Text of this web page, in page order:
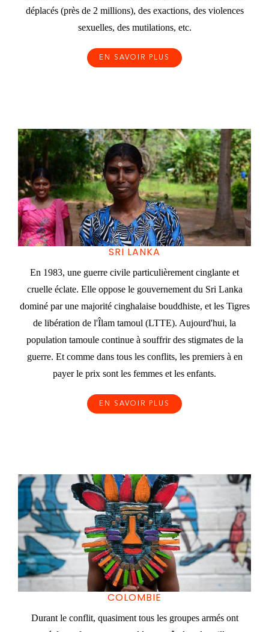
déplacés (près de 2 millions), des exactions, des violences
sexuelles, des mutilations, etc.
EN SAVOIR PLUS
SRI LANKA
En 1983, une guerre civile particulièrement cinglante et
cruelle éclate. Elle oppose le gouvernement du Sri Lanka
dominé par une majorité cinghalaise bouddhiste, et les Tigres
de libération de l'Îlam tamoul (LTTE). Aujourd'hui, la
population tamoule continue à souffrir des stigmates de la
guerre. Et comme dans tous les conflits, les premiers à en
payer le prix sont les femmes et les enfants.
EN SAVOIR PLUS
COLOMBIE
Durant le conflit, quasiment tous les groupes armés ont